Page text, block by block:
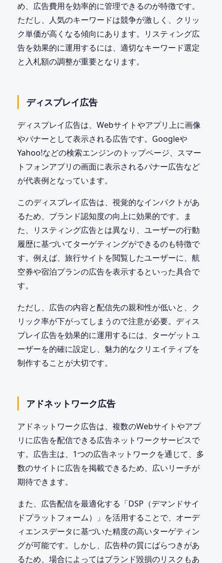
め、広告費用を効率的に管理できるのが特徴です。
ただし、人気のキーワードは競争が激しく、クリッ
ク単価が高くなる傾向にあります。リスティング広
告を効果的に運用するには、適切なキーワード選定
と入札額の調整が重要となります。
ディスプレイ広告
ディスプレイ広告は、Webサイトやアプリ上に画像
やバナーとして表示される広告です。Googleや
Yahoo!などの検索エンジンのトップページ、スマー
トフォンアプリの画面に表示されるバナー広告など
が代表例となっています。
このディスプレイ広告は、視覚的なインパクトがあ
るため、ブランド認知度の向上に効果的です。ま
た、リスティング広告とは異なり、ユーザーの行動
履歴に基づいてターゲティングができるのも特徴で
す。例えば、旅行サイトを閲覧したユーザーに、航
空券や宿泊プランの広告を表示するといった具合で
す。
ただし、広告の内容と配信先の親和性が低いと、ク
リック率が下がってしまうので注意が必要。ディス
プレイ広告を効果的に運用するには、ターゲットユ
ーザーを的確に設定し、魅力的なクリエイティブを
制作することが大切です。
アドネットワーク広告
アドネットワーク広告は、複数のWebサイトやアプ
リに広告を配信できる広告ネットワークサービスで
す。広告主は、1つの広告ネットワークを通じて、多
数のサイトに広告を掲載できるため、広いリーチが
期待できます。
また、広告配信を最適化する「DSP（デマンドサイ
ドプラットフォーム）」を活用することで、オーデ
ィエンスデータに基づいた精度の高いターゲティン
グが可能です。しかし、広告枠の質にばらつきがあ
るため、場合によってはブランド毀損のリスクもあ